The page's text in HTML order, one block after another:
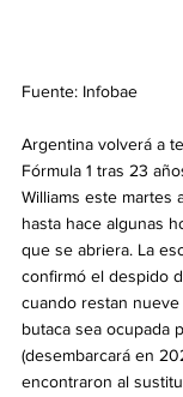
Fuente: Infobae
Argentina volverá a
Fórmula 1 tras 23
Williams este martes
hasta hace algunas
que se abriera. La
confirmó el despido
cuando restan
butaca sea ocupada
(desembarcará en
encontraron al